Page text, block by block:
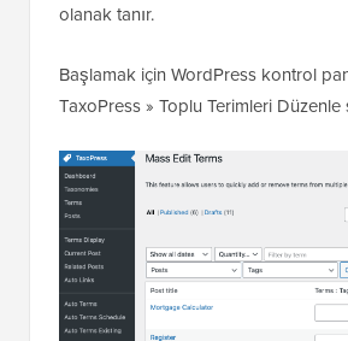
olanak tanır.
Başlamak için WordPress kontrol
TaxoPress » Toplu Terimleri Düzenle